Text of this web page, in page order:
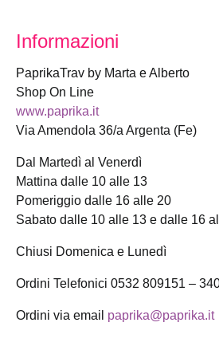
Informazioni
PaprikaTrav by Marta e Alberto
Shop On Line
www.paprika.it
Via Amendola 36/a Argenta (Fe)
Dal Martedì al Venerdì
Mattina dalle 10 alle 13
Pomeriggio dalle 16 alle 20
Sabato dalle 10 alle 13 e dalle 16
Chiusi Domenica e Lunedì
Ordini Telefonici 0532 809151 –
Ordini via email paprika@paprika.it